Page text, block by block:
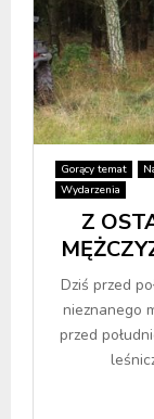
Gorący temat
Wydarzenia
Z
Dziś przed
nieznanego
przed